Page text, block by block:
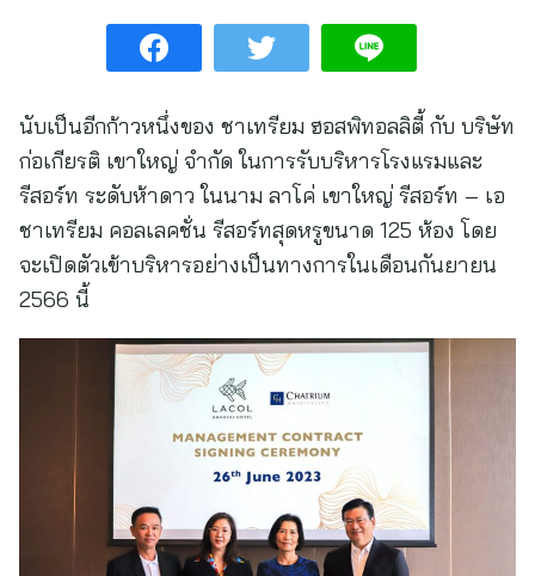
นับเป็นอีกก้าวหนึ่งของ ชาเทรียม ฮอสพิทอลลิตี้ กับ บริษัท
ก่อเกียรติ เขาใหญ่ จำกัด ในการรับบริหารโรงแรมและ
รีสอร์ท ระดับห้าดาว ในนาม ลาโค่ เขาใหญ่ รีสอร์ท – เอ
ชาเทรียม คอลเลคชั่น รีสอร์ทสุดหรูขนาด 125 ห้อง โดย
จะเปิดตัวเข้าบริหารอย่างเป็นทางการในเดือนกันยายน
2566 นี้